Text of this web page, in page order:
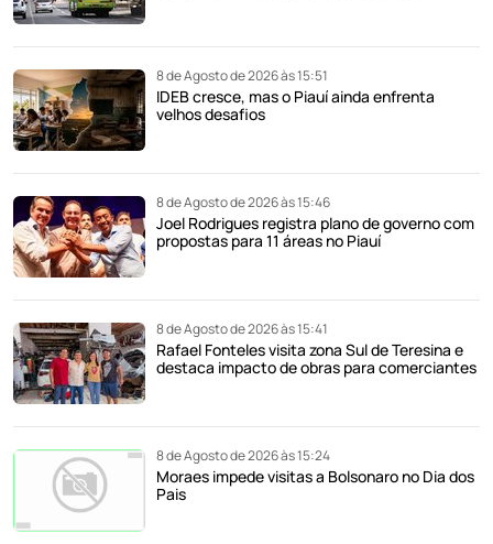
8 de Agosto de 2026 às 15:51
IDEB cresce, mas o Piauí ainda enfrenta
velhos desafios
8 de Agosto de 2026 às 15:46
Joel Rodrigues registra plano de governo com
propostas para 11 áreas no Piauí
8 de Agosto de 2026 às 15:41
Rafael Fonteles visita zona Sul de Teresina e
destaca impacto de obras para comerciantes
8 de Agosto de 2026 às 15:24
Moraes impede visitas a Bolsonaro no Dia dos
Pais